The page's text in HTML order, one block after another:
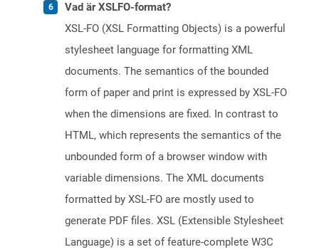
Vad är XSLFO-format?
XSL-FO (XSL Formatting Objects) is a powerful
stylesheet language for formatting XML
documents. The semantics of the bounded
form of paper and print is expressed by XSL-FO
when the dimensions are fixed. In contrast to
HTML, which represents the semantics of the
unbounded form of a browser window with
variable dimensions. The XML documents
formatted by XSL-FO are mostly used to
generate PDF files. XSL (Extensible Stylesheet
Language) is a set of feature-complete W3C